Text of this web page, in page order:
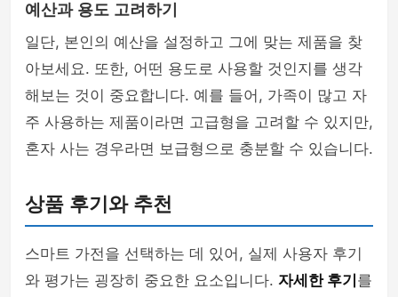
예산과 용도 고려하기
일단, 본인의 예산을 설정하고 그에 맞는 제품을 찾
아보세요. 또한, 어떤 용도로 사용할 것인지를 생각
해보는 것이 중요합니다. 예를 들어, 가족이 많고 자
주 사용하는 제품이라면 고급형을 고려할 수 있지만,
혼자 사는 경우라면 보급형으로 충분할 수 있습니다.
상품 후기와 추천
스마트 가전을 선택하는 데 있어, 실제 사용자 후기
와 평가는 굉장히 중요한 요소입니다. 자세한 후기 를